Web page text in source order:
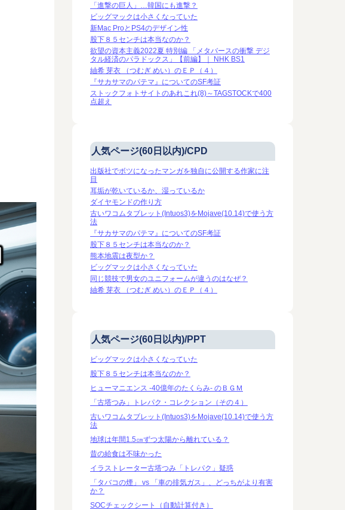
「進撃の巨人」…韓国にも進撃？
ビッグマックは小さくなっていた
新Mac ProとPS4のデザイン性
股下８５センチは本当なのか？
欲望の資本主義2022夏 特別編 「メタバースの衝撃 デジ
タル経済のパラドックス」【前編】｜ NHK BS1
紬希 芽衣 （つむぎ めい）のＥＰ（４）
『サカサマのパテマ』についてのSF考証
ストックフォトサイトのあれこれ(8)～TAGSTOCKで400
点超え
人気ページ(60日以内)/CPD
出版社でボツになったマンガを独自に公開する作家に注
目
耳垢が乾いているか、湿っているか
ダイヤモンドの作り方
古いワコムタブレット(Intuos3)をMojave(10.14)で使う方
法
『サカサマのパテマ』についてのSF考証
股下８５センチは本当なのか？
熊本地震は夜型か？
ビッグマックは小さくなっていた
同じ競技で男女のユニフォームが違うのはなぜ？
紬希 芽衣 （つむぎ めい）のＥＰ（４）
人気ページ(60日以内)/PPT
ビッグマックは小さくなっていた
股下８５センチは本当なのか？
ヒューマニエンス -40億年のたくらみ- のＢＧＭ
「古塔つみ」トレパク・コレクション（その４）
古いワコムタブレット(Intuos3)をMojave(10.14)で使う方
法
地球は年間1.5㎝ずつ太陽から離れている？
昔の給食は不味かった
イラストレーター古塔つみ「トレパク」疑惑
「タバコの煙」 vs 「車の排気ガス」、どっちがより有害
か？
SOCチェックシート（自動計算付き）